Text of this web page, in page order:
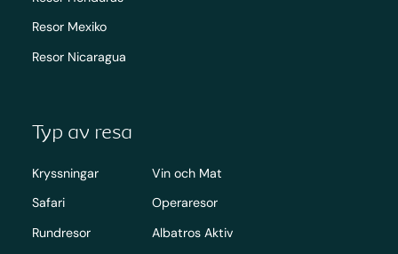
Resor Mexiko
Resor Nicaragua
Typ av resa
Kryssningar
Safari
Rundresor
Vin och Mat
Operaresor
Albatros Aktiv